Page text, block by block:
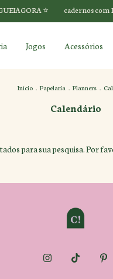
⭐️ cadernos com
Jogos Acessórios
Início . Papelaria . Planners .
Calendário
para sua pesquisa. Por